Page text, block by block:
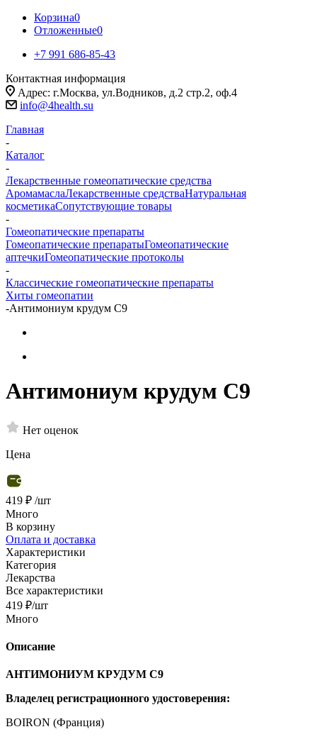
Корзина0
Отложенные0
+7 991 686-85-43
Контактная информация
Адрес: г.Москва, ул.Водников, д.2 стр.2, оф.4
info@4health.su
Главная
-
Каталог
-
Лекарственные гомеопатические средства
АромамаслаЛекарственные средстваНатуральная
косметикаСопутствующие товары
-
Гомеопатические препараты
Гомеопатические препаратыГомеопатические
аптечкиГомеопатические протоколы
-
Классические гомеопатические препараты
Хиты гомеопатии
-Антимониум крудум С9
Антимониум крудум С9
Нет оценок
Цена
419 ₽ /шт
Много
В корзину
Оплата и доставка
Характеристики
Категория
Лекарства
Все характеристики
419 ₽/шт
Много
Описание
АНТИМОНИУМ КРУДУМ C9
Владелец регистрационного удостоверения:
BOIRON (Франция)